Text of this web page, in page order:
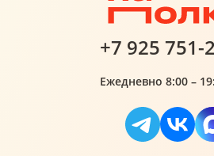
+7 925 751-
Ежедневно 8:00 –